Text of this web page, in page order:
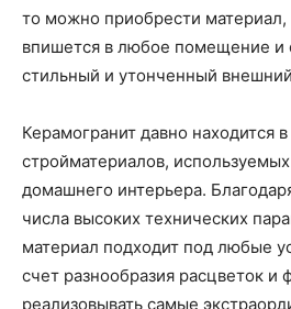
то можно приобрести материал,
впишется в любое помещение и
стильный и утонченный
Керамогранит давно находится
стройматериалов,
домашнего интерьера.
числа высоких технических
материал подходит под любые
счет разнообразия расцветок и
реализовывать самые